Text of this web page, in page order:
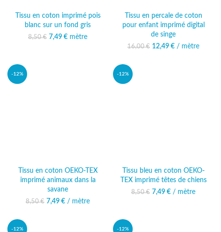
Tissu en coton imprimé pois
blanc sur un fond gris
8,50€ Le prix initial était :
7,49 € Le prix actuel
mètre
Tissu en percale de coton
pour enfant imprimé digital
de singe
16,00€
Le prix initial était :
12,49 €
Le prix
/ mètre
-12%
Tissu en coton OEKO-TEX
imprimé animaux dans la
savane
8,50€
Le prix initial était :
7,49 € Le prix actuel
/ mètre
-12%
Tissu bleu en coton OEKO-
TEX imprimé têtes de chiens
8,50€
Le prix initial était :
7,49 € Le prix actuel
/ mètre
-12% -12%